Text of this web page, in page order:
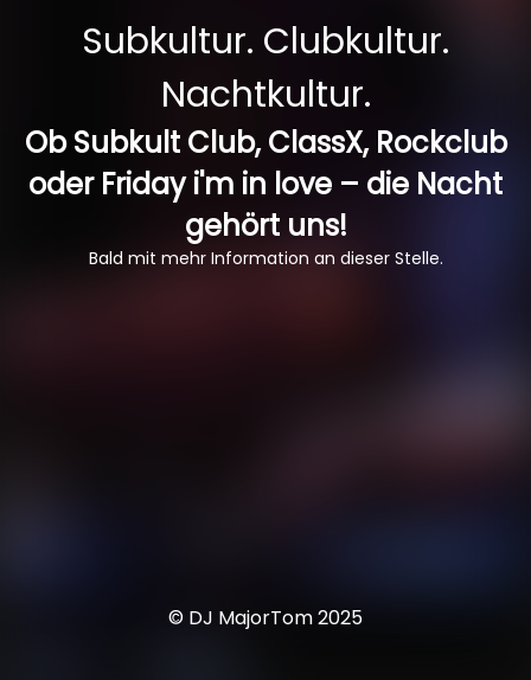
Subkultur. Clubkultur.
Nachtkultur.
Ob Subkult Club, ClassX, Rockclub
oder Friday i'm in love – die Nacht
gehört uns!
Bald mit mehr Information an dieser Stelle.
© DJ MajorTom 2025